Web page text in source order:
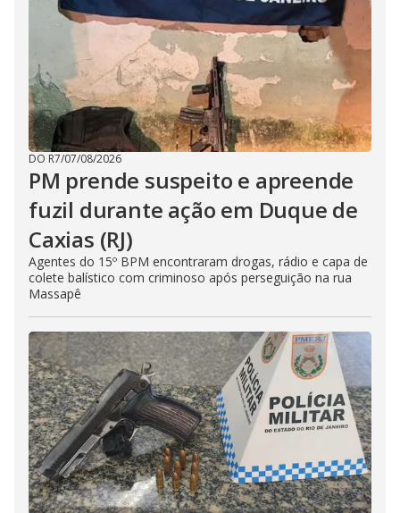
DO R7/07/08/2026
PM prende suspeito e apreende
fuzil durante ação em Duque de
Caxias (RJ)
Agentes do 15º BPM encontraram drogas, rádio e capa de
colete balístico com criminoso após perseguição na rua
Massapê